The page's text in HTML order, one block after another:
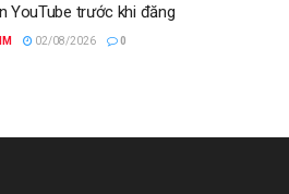
YouTube trước khi đăng
02/08/2026 0